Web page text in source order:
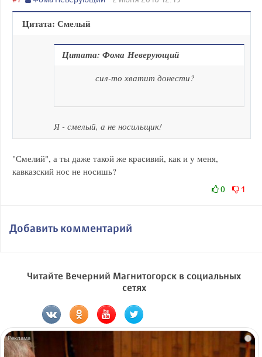
Цитата: Смелый
Цитата: Фома Неверующий
сил-то хватит донести?
Я - смелый, а не носильщик!
"Смелий", а ты даже такой же красивий, как и у меня,
кавказский нос не носишь?
0 1
Добавить комментарий
Читайте Вечерний Магнитогорск в социальных
сетях
i